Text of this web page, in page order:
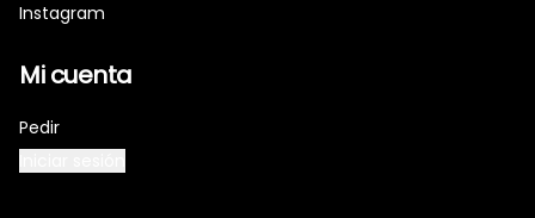
Instagram
Mi cuenta
Pedir